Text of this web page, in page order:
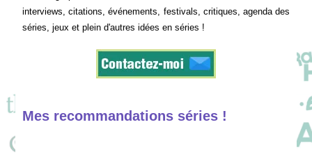
interviews, citations, événements, festivals, critiques, agenda des
séries, jeux et plein d'autres idées en séries !
Mes recommandations séries !